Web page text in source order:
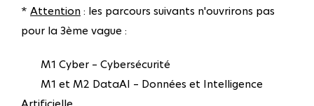
* Attention: les parcours suivants n'ouvrirons pas
pour la 3ème vague :
M1 Cyber – Cybersécurité
M1 et M2 DataAI – Données et Intelligence